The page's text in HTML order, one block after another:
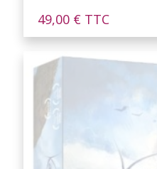
49,00 € TTC